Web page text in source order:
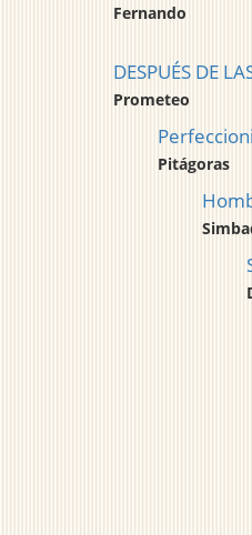
Fernando
DESPUÉS DE
Prometeo
Pitágoras